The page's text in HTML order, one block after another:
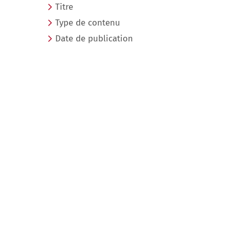
Titre
Type de contenu
Date de publication